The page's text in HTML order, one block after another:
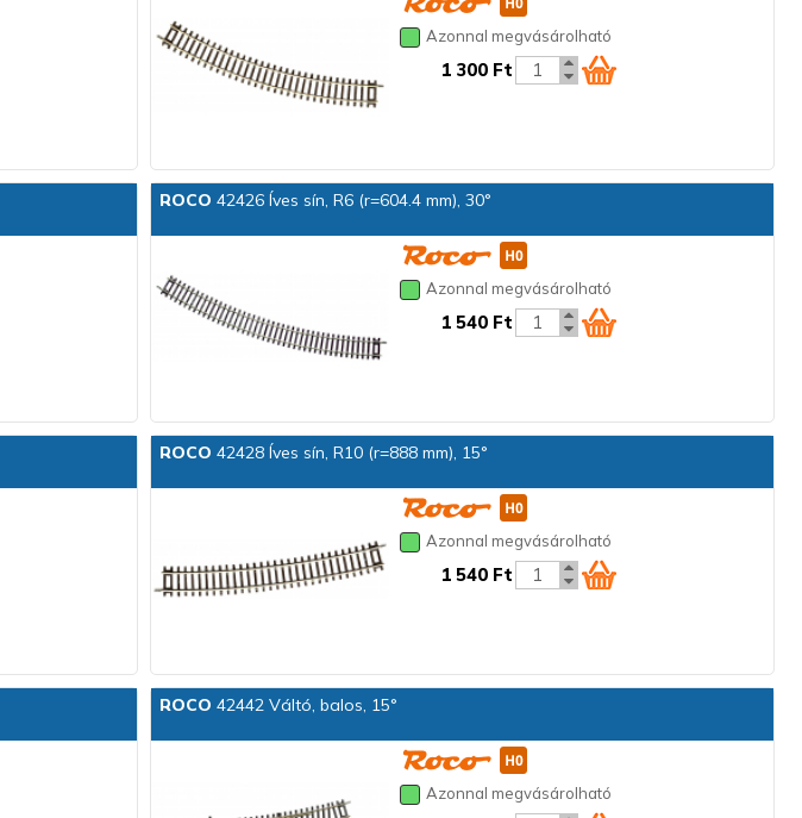
Azonnal megvásárolható
1 300 Ft
ROCO 42426 Íves sín, R6 (r=604.4 mm), 30°
Azonnal megvásárolható
1 540 Ft
ROCO 42428 Íves sín, R10 (r=888 mm), 15°
Azonnal megvásárolható
1 540 Ft
ROCO 42442 Váltó, balos, 15°
Azonnal megvásárolható